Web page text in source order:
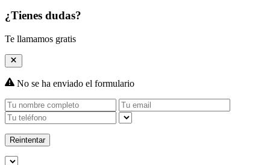
¿Tienes dudas?
Te llamamos gratis
No se ha enviado el formulario
Reintentar